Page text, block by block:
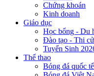
Chứng khoán
Kinh doanh
Giáo dục
Học bổng - Du
Đào tạo - Thi cử
Tuyển Sinh
Thể thao
Bóng đá quốc tế